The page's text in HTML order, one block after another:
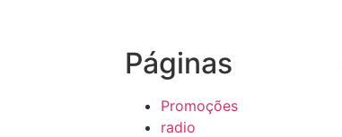
Páginas
Promoções
radio